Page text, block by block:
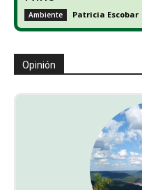
Ambiente Patricia Escobar
Opinión